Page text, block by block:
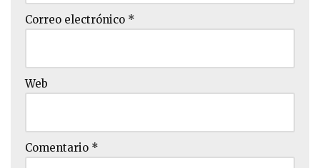
Correo electrónico *
Web
Comentario *